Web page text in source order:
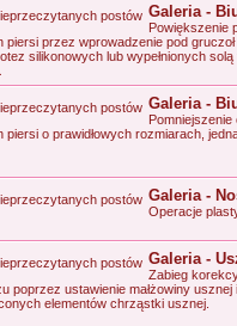
Galeria -
Powiększenie
piersi przez wprowadzenie pod
silikonowych lub wypełnionych solą
Galeria -
Pomniejszenie
piersi o prawidłowych rozmiarach,
Galeria -
Operacje
Galeria -
Zabieg
poprzez ustawienie małżowiny usznej
elementów chrząstki usznej.